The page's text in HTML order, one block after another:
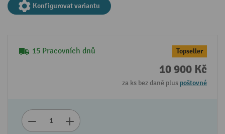
Konfigurovat variantu
15 Pracovních dnů Topseller
10 900 Kč
za ks bez daně plus poštovné